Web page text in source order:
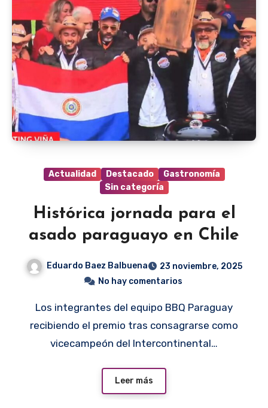
Actualidad Destacado
Gastronomía
Sin categoría
Histórica jornada para el
asado paraguayo en Chile
Eduardo Baez Balbuena
23 noviembre, 2025
No hay comentarios
Los integrantes del equipo BBQ Paraguay
recibiendo el premio tras consagrarse como
vicecampeón del Intercontinental…
Leer más